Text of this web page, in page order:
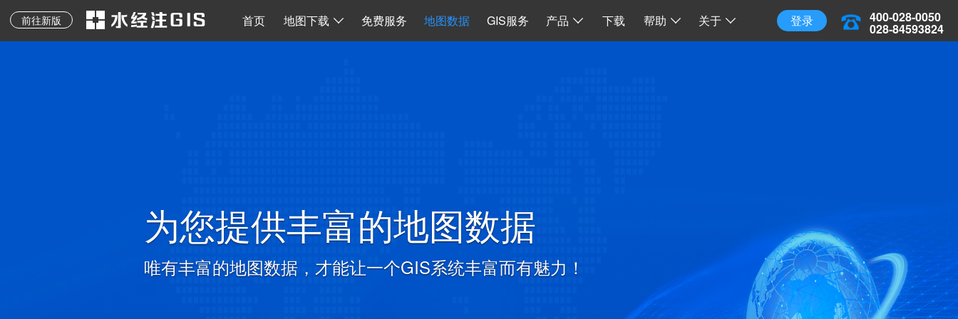
前往新版 登录 400-028-0050
028-84593824
首页 地图下载 免费服务 地图数据 GIS服务 产品 下载 帮助 关于
地质图、专题图等其它
专业地图
地图下载
水经微图CAD 三维地球
离线地图 二维系统 三维离线地球
水经注二维API 离线 API 源码 开源 API 调用
为您提供丰富的地图数据
唯有丰富的地图数据，才能让一个GIS系统丰富而有魅力！